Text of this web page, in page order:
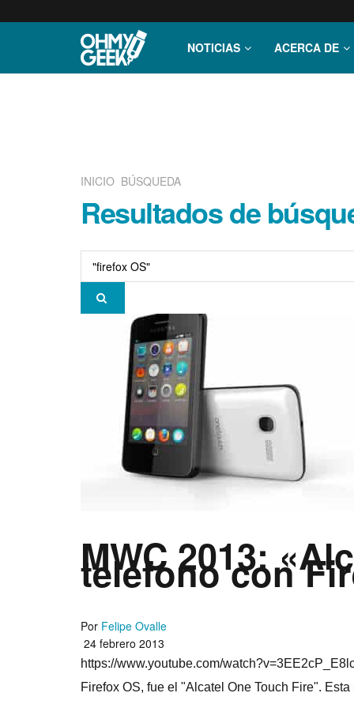
NOTICIAS ACERCA DE
INICIO BÚSQUEDA
Resultados de
MWC 2013:
teléfono con
Por Felipe Ovalle
24 febrero 2013
https://www.youtube.com/
Firefox OS, fue el "Alcatel One Touch Fire".